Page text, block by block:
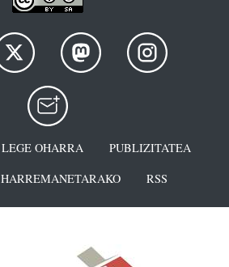
LEGE OHARRA
PUBLIZITATEA
HARREMANETARAKO RSS